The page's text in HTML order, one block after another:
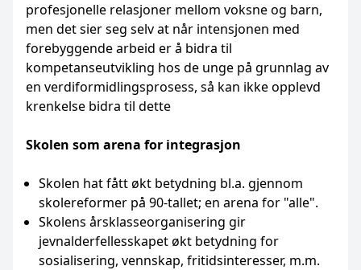
profesjonelle relasjoner mellom voksne og barn,
men det sier seg selv at når intensjonen med
forebyggende arbeid er å bidra til
kompetanseutvikling hos de unge på grunnlag av
en verdiformidlingsprosess, så kan ikke opplevd
krenkelse bidra til dette
Skolen som arena for integrasjon
Skolen hat fått økt betydning bl.a. gjennom
skolereformer på 90-tallet; en arena for "alle".
Skolens årsklasseorganisering gir
jevnalderfellesskapet økt betydning for
sosialisering, vennskap, fritidsinteresser, m.m.